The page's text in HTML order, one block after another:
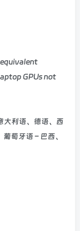
GPUs not
大利语、德语、西
萄牙语 – 巴西、